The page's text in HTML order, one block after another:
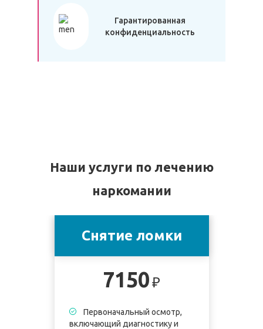
Гарантированная
конфиденциальность
Наши услуги по лечению
наркомании
Снятие ломки
7150₽
Первоначальный осмотр,
включающий диагностику и